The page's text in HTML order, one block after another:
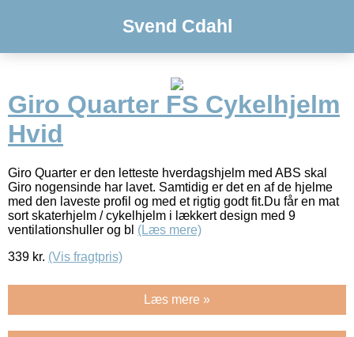
Svend Cdahl
Giro Quarter FS Cykelhjelm
Hvid
Giro Quarter er den letteste hverdagshjelm med ABS skal
Giro nogensinde har lavet. Samtidig er det en af de hjelme
med den laveste profil og med et rigtig godt fit.Du får en mat
sort skaterhjelm / cykelhjelm i lækkert design med 9
ventilationshuller og bl (Læs mere)
339 kr. (Vis fragtpris)
Læs mere »